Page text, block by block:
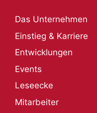
Das Unternehmen
Einstieg & Karriere
Entwicklungen
Events
Leseecke
Mitarbeiter